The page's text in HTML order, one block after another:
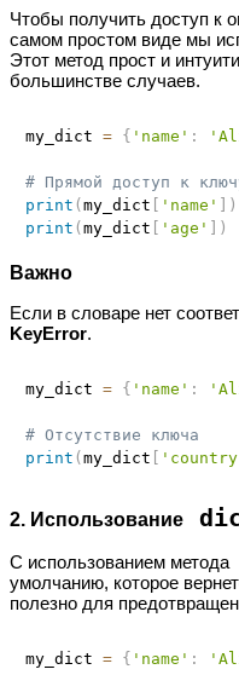
Чтобы получить доступ к
самом простом виде мы
Этот метод прост и
большинстве случаев.
my_dict = { 'name' :
# Прямой доступ к
print ( my_dict 'name' )
print ( my_dict 'age' )
Важно
Если в словаре нет
KeyError.
my_dict = { 'name' :
# Отсутствие ключа
print ( my_dict
2. Использование
С использованием метода
умолчанию, которое
полезно для
my_dict = { 'name' :